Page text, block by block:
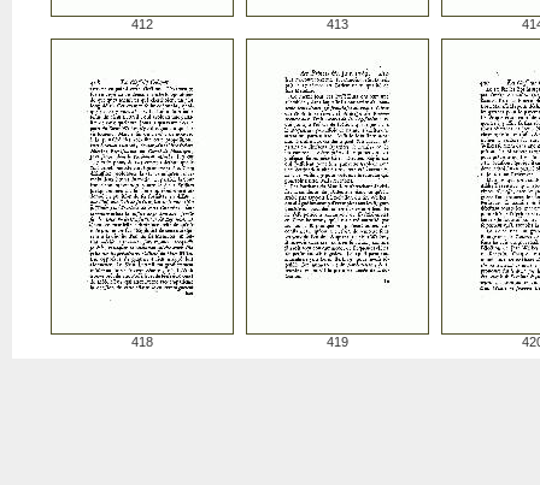
412 413
418 419